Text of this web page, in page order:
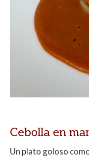
Cebolla en
Un plato goloso